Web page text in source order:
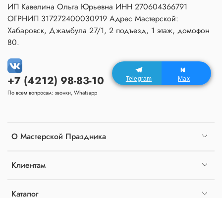
О Мастерской Праздника
Клиентам
Каталог
+7 (4212) 98-83-10
По всем вопросам: звонки, Whatsapp
ИП Кавелина Ольга Юрьевна ИНН 270604366791
ОГРНИП 317272400030919 Адрес Мастерской:
Хабаровск, Джамбула 27/1, 2 подъезд, 1 этаж, домофон
80.
Telegram Max